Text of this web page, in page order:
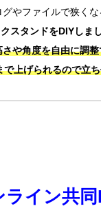
やファイルで狭く
スタンドをDIYしまし
さや角度を自由に調
上げられるので立
イン共